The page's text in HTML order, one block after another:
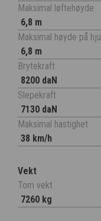
Maksimal løftehøyde
6,8 m
Maksimal høyde på hjul
6,8 m
Brytekraft
8200 daN
Slepekraft
7130 daN
Maksimal hastighet
38 km/h
Vekt
Tom vekt
7260 kg